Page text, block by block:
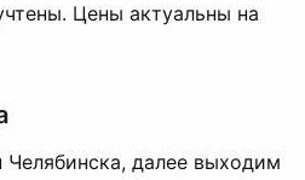
Цены актуальны на
далее выходим